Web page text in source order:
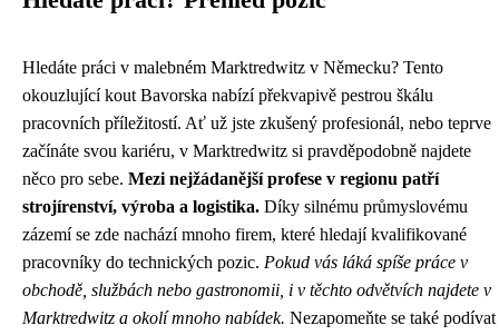
Hledáte práci v malebném Marktredwitz v Německu? Tento
okouzlující kout Bavorska nabízí překvapivě pestrou škálu
pracovních příležitostí. Ať už jste zkušený profesionál, nebo teprve
začínáte svou kariéru, v Marktredwitz si pravděpodobně najdete
něco pro sebe. Mezi nejžádanější profese v regionu patří
strojírenství, výroba a logistika. Díky silnému průmyslovému
zázemí se zde nachází mnoho firem, které hledají kvalifikované
pracovníky do technických pozic. Pokud vás láká spíše práce v
obchodě, službách nebo gastronomii, i v těchto odvětvích najdete v
Marktredwitz a okolí mnoho nabídek. Nezapomeňte se také podívat